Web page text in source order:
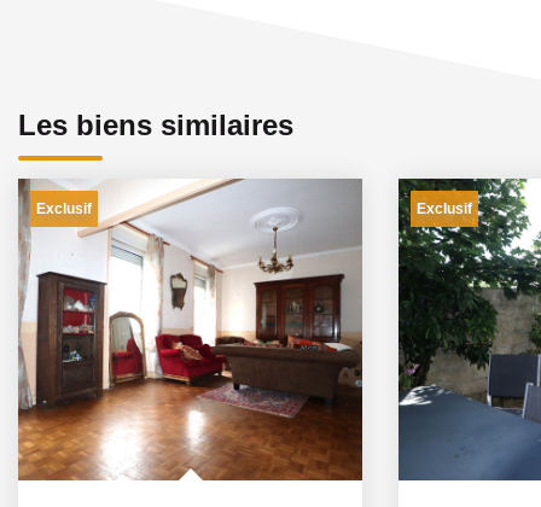
Les biens similaires
Exclusif Exclusif